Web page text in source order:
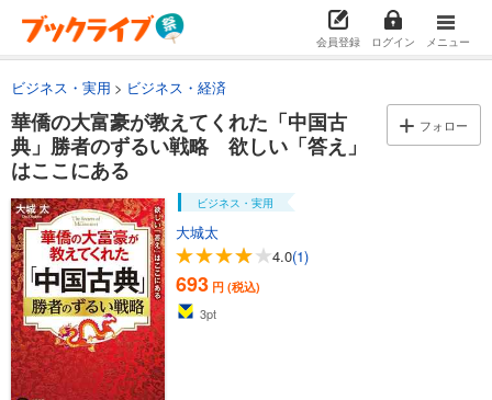
会員登録 ログイン メニュー
ビジネス・実用 ビジネス・経済
華僑の大富豪が教えてくれた「中国古
典」勝者のずるい戦略 欲しい「答え」
はここにある
フォロー
ビジネス・実用
大城太
4.0(1)
693 円 (税込)
3pt